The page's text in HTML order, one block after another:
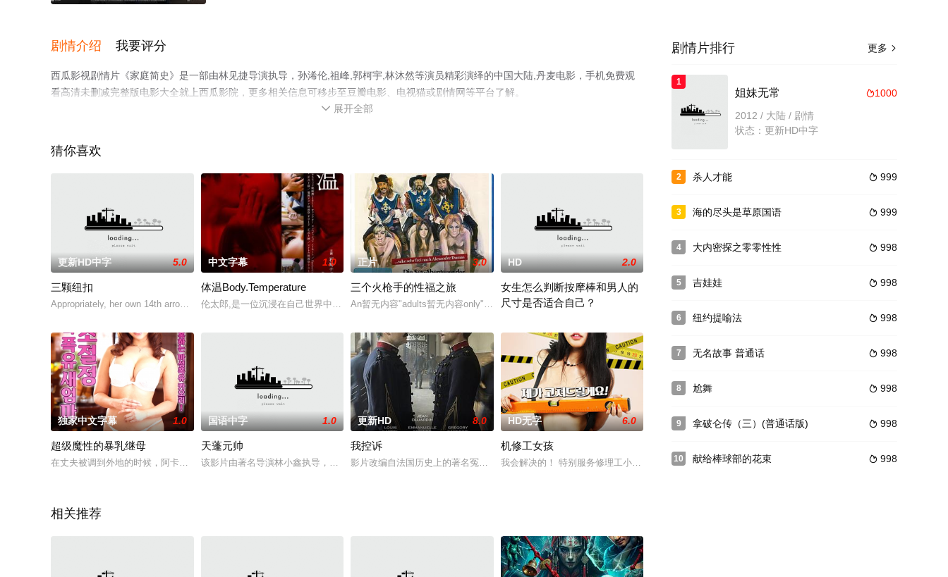
剧情介绍 我要评分
西瓜影视剧情片《家庭简史》是一部由林见捷导演执导，孙浠伦,祖峰,郭柯宇,林沐然等演员精彩演绎的中国大陆,丹麦电影，手机免费观
看高清未删减完整版电影大全就上西瓜影院，更多相关信息可移步至豆瓣电影、电视猫或剧情网等平台了解。
 展开全部
猜你喜欢
更新HD中字 5.0
三颗纽扣
Appropriately, her own 14th arrondissement (specifically Rue
中文字幕 1.0
体温Body.Temperature
伦太郎,是一位沉浸在自己世界中的屌丝男.而他,为自己买了一个充气娃娃,取名优雅!伦太郎一直与优雅生活,和她一起逛街,玩耍
正片 3.0
三个火枪手的性福之旅
An暂无内容"adults暂无内容only"暂无内容retelling暂无内容of暂无内容the暂无
HD 2.0
女生怎么判断按摩棒和男人的
尺寸是否适合自己？
独家中文字幕 1.0
超级魔性的暴乳继母
在丈夫被调到外地的时候，阿卡里和继子发生了肉体关系。明知道不可以，却装作理所当然想要对方的两个人。执着地刺激她的心的儿子
国语中字 1.0
天蓬元帅
该影片由著名导演林小鑫执导，由赵本山爱徒喜剧演员程野以及九五后小花景璇领衔主演，为保证“笑果”更有 苑琼丹、黄一飞、梁家
更新HD 8.0
我控诉
影片改编自法国历史上的著名冤案“德莱弗斯案件”。1894年，法国犹太裔上尉阿尔弗雷德·德莱弗斯(加瑞尔饰)被错判为德国间
HD无字 6.0
机修工女孩
我会解决的！ 特别服务修理工小姐！ 我正在运行维修服务微笑服务 与飞行员男友热爱 等待情人节 当我的男
相关推荐
更多 
剧情片排行
1
1000
姐妹无常
2012 / 大陆 / 剧情
状态：更新HD中字
2  999
杀人才能
3  999
海的尽头是草原国语
4  998
大内密探之零零性性
5  998
吉娃娃
6  998
纽约提喻法
7  998
无名故事 普通话
8  998
尬舞
9  998
拿破仑传（三）(普通话版)
10  998
献给棒球部的花束